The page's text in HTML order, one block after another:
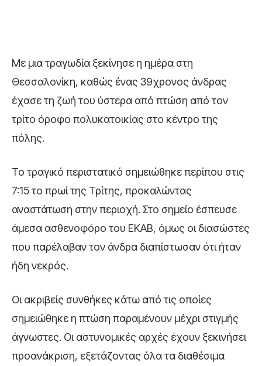
Με μια τραγωδία ξεκίνησε η ημέρα στη
Θεσσαλονίκη, καθώς ένας 39χρονος άνδρας
έχασε τη ζωή του ύστερα από πτώση από τον
τρίτο όροφο πολυκατοικίας στο κέντρο της
πόλης.
Το τραγικό περιστατικό σημειώθηκε περίπου στις
7:15 το πρωί της Τρίτης, προκαλώντας
αναστάτωση στην περιοχή. Στο σημείο έσπευσε
άμεσα ασθενοφόρο του ΕΚΑΒ, όμως οι διασώστες
που παρέλαβαν τον άνδρα διαπίστωσαν ότι ήταν
ήδη νεκρός.
Οι ακριβείς συνθήκες κάτω από τις οποίες
σημειώθηκε η πτώση παραμένουν μέχρι στιγμής
άγνωστες. Οι αστυνομικές αρχές έχουν ξεκινήσει
προανάκριση, εξετάζοντας όλα τα διαθέσιμα